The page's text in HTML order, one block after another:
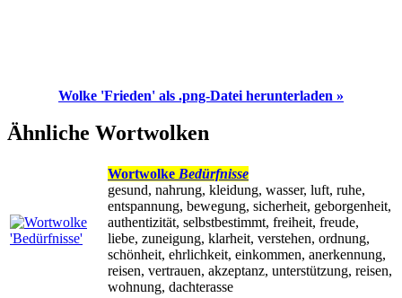
Wolke 'Frieden' als .png-Datei herunterladen »
Ähnliche Wortwolken
Wortwolke Bedürfnisse
gesund, nahrung, kleidung, wasser, luft, ruhe,
entspannung, bewegung, sicherheit, geborgenheit,
authentizität, selbstbestimmt, freiheit, freude,
liebe, zuneigung, klarheit, verstehen, ordnung,
schönheit, ehrlichkeit, einkommen, anerkennung,
reisen, vertrauen, akzeptanz, unterstützung, reisen,
wohnung, dachterasse